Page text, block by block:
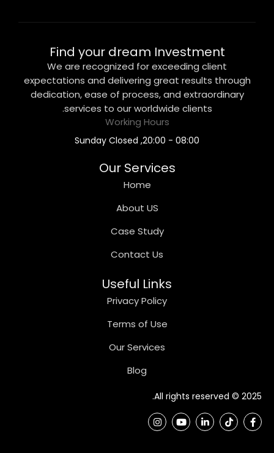
Find your dream Investment
We are recognized for exceeding client
expectations and delivering great results through
dedication, ease of process, and extraordinary
services to our worldwide clients.
Working Hours
08:00 - 20:00, Sunday Closed
Our Services
Home
About US
Case Study
Contact Us
Useful Links
Privacy Policy
Terms of Use
Our Services
Blog
2025 © All rights reserved.